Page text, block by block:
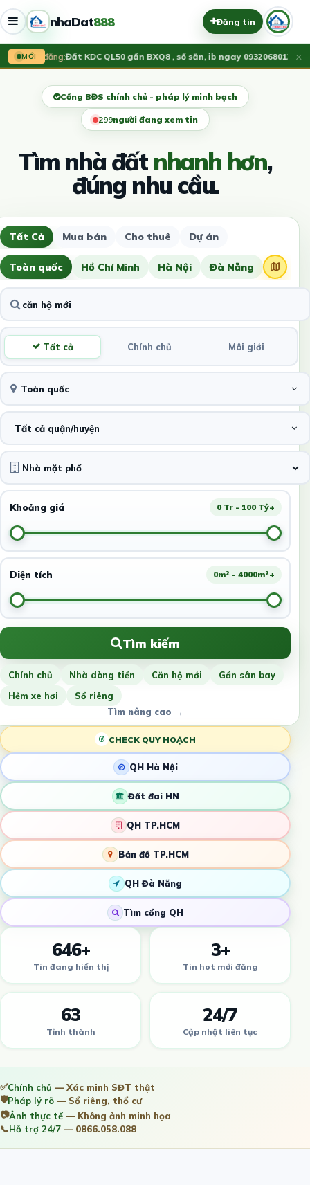
nhaDat888 Đăng tin
MỚI
Vừa đăng:Đất KDC QL50 gần BXQ8 , sổ sẵn, ib ngay 09320680121.55×
Cổng BĐS chính chủ - pháp lý minh bạch
300người đang xem tin
Tìm nhà đấtnhanh hơn,
đúng nhu cầu.
Tất Cả Mua bán Cho thuê Dự án
Toàn quốc Hồ Chí Minh Hà Nội Đà Nẵng
Tất cả Chính chủ Môi giới
Toàn quốc
Tất cả quận/huyện
Khoảng giá 0 Tr - 100 Tỷ+
Diện tích 0m² - 4000m²+
Tìm kiếm
Chính chủ Nhà dòng tiền Căn hộ mới
Gần sân bay
Hẻm xe hơi
Sổ riêng
Tìm nâng cao →
CHECK QUY HOẠCH
QH Hà Nội
Đất đai HN
QH TP.HCM
Bản đồ TP.HCM
QH Đà Nẵng
Tìm cổng QH
646+
Tin đang hiển thị
3+
Tin hot mới đăng
63
Tỉnh thành
24/7
Cập nhật liên tục
✅Chính chủ — Xác minh SĐT thật
🛡️Pháp lý rõ — Sổ riêng, thổ cư
📷Ảnh thực tế— Không ảnh minh họa
📞Hỗ trợ 24/7 — 0866.058.088